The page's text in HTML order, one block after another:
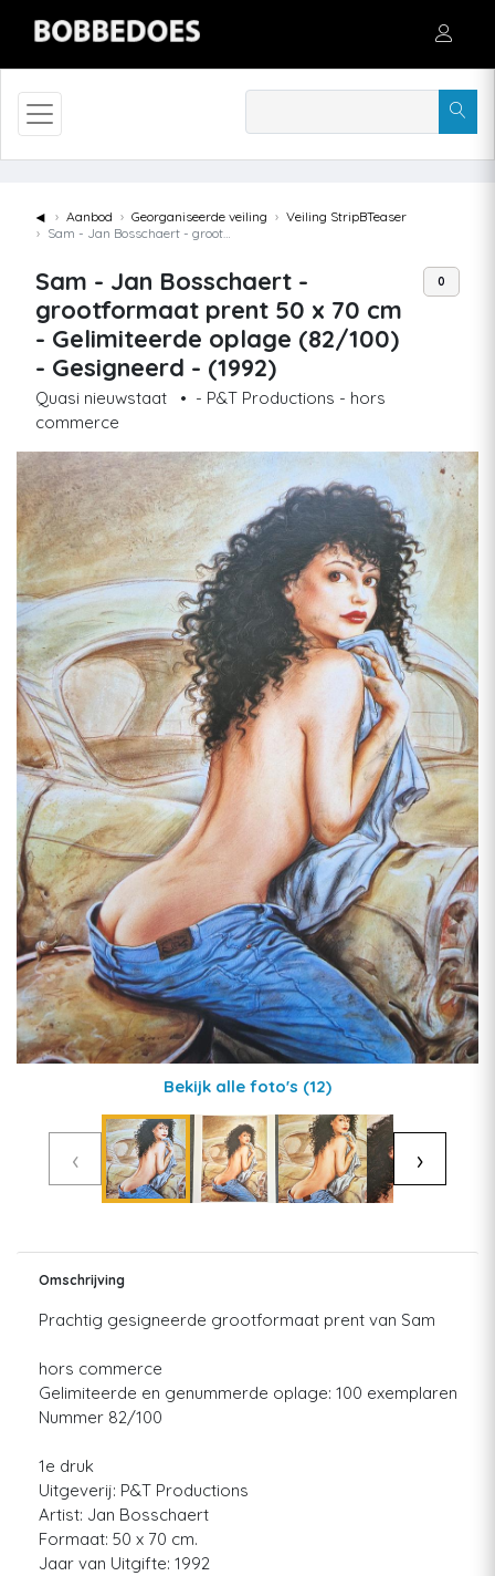
◄ Aanbod Georganiseerde veiling
Veiling StripBTeaser
Sam - Jan Bosschaert - grootformaat prent 50 x 70 cm - Gelimiteerde oplage (82/100) - Gesigneerd - (1992)
Sam - Jan Bosschaert -
grootformaat prent 50 x 70 cm
- Gelimiteerde oplage (82/100)
- Gesigneerd - (1992)
Quasi nieuwstaat • - P&T Productions - hors
commerce
0
Bekijk alle foto's (12)
‹ ›
Omschrijving
Prachtig gesigneerde grootformaat prent van Sam
hors commerce
Gelimiteerde en genummerde oplage: 100 exemplaren
Nummer 82/100
1e druk
Uitgeverij: P&T Productions
Artist: Jan Bosschaert
Formaat: 50 x 70 cm.
Jaar van Uitgifte: 1992